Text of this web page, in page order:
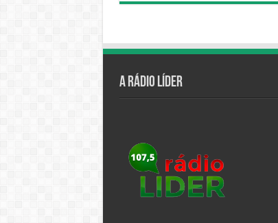
A Rádio Líder